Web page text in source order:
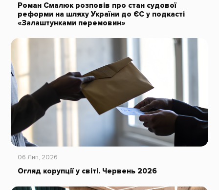
Роман Смалюк розповів про стан судової
реформи на шляху України до ЄС у подкасті
«Залаштунками перемовин»
06 Лип, 2026
Огляд корупції у світі. Червень 2026